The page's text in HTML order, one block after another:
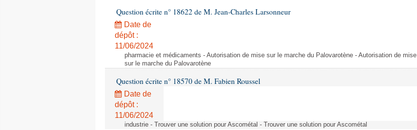
Question écrite n° 18622 de M. Jean-Charles Larsonneur
Date de
dépôt :
11/06/2024
pharmacie et médicaments - Autorisation de mise sur le marche du Palovarotène - Autorisation de mise
sur le marche du Palovarotène
Question écrite n° 18570 de M. Fabien Roussel
Date de
dépôt :
11/06/2024
industrie - Trouver une solution pour Ascométal - Trouver une solution pour Ascométal